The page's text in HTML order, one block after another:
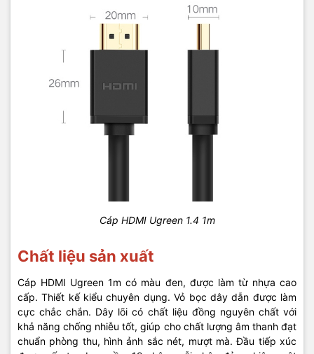
Cáp HDMI Ugreen 1.4 1m
Chất liệu sản xuất
Cáp HDMI Ugreen 1m có màu đen, được làm từ nhựa cao
cấp. Thiết kế kiểu chuyên dụng. Vỏ bọc dây dẫn được làm
cực chắc chắn. Dây lõi có chất liệu đồng nguyên chất với
khả năng chống nhiễu tốt, giúp cho chất lượng âm thanh đạt
chuẩn phòng thu, hình ảnh sắc nét, mượt mà. Đầu tiếp xúc